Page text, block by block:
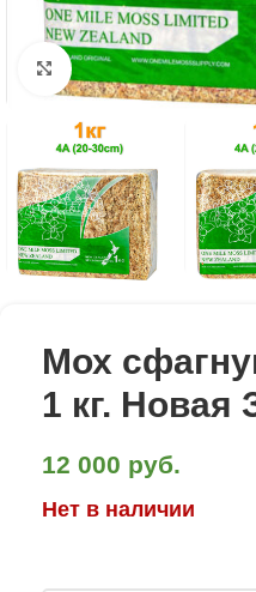
Click to enlarge
Мох
1 кг. Новая
12 000 руб.
Нет в наличии